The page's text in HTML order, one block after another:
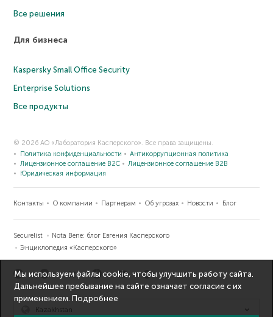
Все решения
Для бизнеса
Kaspersky Small Office Security
Enterprise Solutions
Все продукты
© 2026 АО «Лаборатория Касперского». Все права защищены.
Политика конфиденциальности
Антикоррупционная политика
Лицензионное соглашение B2C
Лицензионное соглашение B2B
Юридическая информация
Контакты О компании Партнерам Об угрозах Новости Блог
Securelist
Nota Bene: блог Евгения Касперского
Энциклопедия «Касперского»
Kazakhstan
Мы используем файлы cookie, чтобы улучшить работу сайта.
Дальнейшее пребывание на сайте означает согласие с их
применением. Подробнее